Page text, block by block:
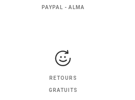
PAYPAL - ALMA
RETOURS
GRATUITS